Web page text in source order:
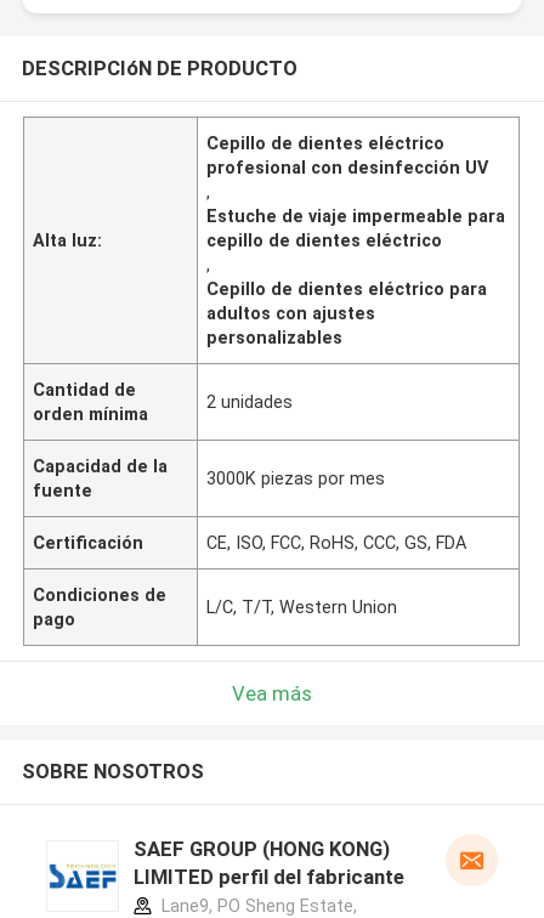
DESCRIPCIóN DE PRODUCTO
Alta luz:
Cepillo de dientes eléctrico
profesional con desinfección UV
,
Estuche de viaje impermeable para
cepillo de dientes eléctrico
,
Cepillo de dientes eléctrico para
adultos con ajustes
personalizables
Cantidad de
orden mínima
2 unidades
Capacidad de la
fuente
3000K piezas por mes
Certificación CE, ISO, FCC, RoHS, CCC, GS, FDA
Condiciones de
pago
L/C, T/T, Western Union
Vea más
SOBRE NOSOTROS
SAEF GROUP (HONG KONG)
LIMITED perfil del fabricante
Lane9, PO Sheng Estate,